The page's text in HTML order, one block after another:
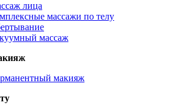
лица
массажи по телу
массаж
макияж